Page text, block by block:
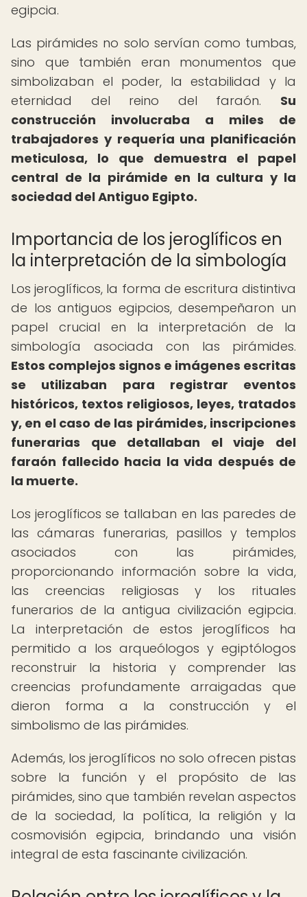
egipcia.
Las pirámides no solo servían como tumbas,
sino que también eran monumentos que
simbolizaban el poder, la estabilidad y la
eternidad del reino del faraón. Su
construcción involucraba a miles de
trabajadores y requería una planificación
meticulosa, lo que demuestra el papel
central de la pirámide en la cultura y la
sociedad del Antiguo Egipto.
Importancia de los jeroglíficos en
la interpretación de la simbología
Los jeroglíficos, la forma de escritura distintiva
de los antiguos egipcios, desempeñaron un
papel crucial en la interpretación de la
simbología asociada con las pirámides.
Estos complejos signos e imágenes escritas
se utilizaban para registrar eventos
históricos, textos religiosos, leyes, tratados
y, en el caso de las pirámides, inscripciones
funerarias que detallaban el viaje del
faraón fallecido hacia la vida después de
la muerte.
Los jeroglíficos se tallaban en las paredes de
las cámaras funerarias, pasillos y templos
asociados con las pirámides,
proporcionando información sobre la vida,
las creencias religiosas y los rituales
funerarios de la antigua civilización egipcia.
La interpretación de estos jeroglíficos ha
permitido a los arqueólogos y egiptólogos
reconstruir la historia y comprender las
creencias profundamente arraigadas que
dieron forma a la construcción y el
simbolismo de las pirámides.
Además, los jeroglíficos no solo ofrecen pistas
sobre la función y el propósito de las
pirámides, sino que también revelan aspectos
de la sociedad, la política, la religión y la
cosmovisión egipcia, brindando una visión
integral de esta fascinante civilización.